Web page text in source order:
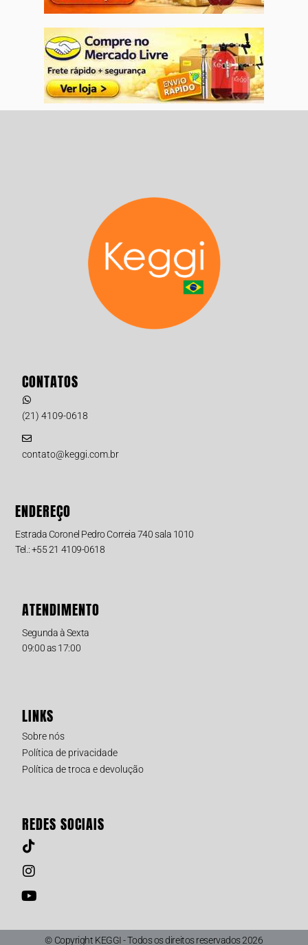
CONTATOS
(21) 4109-0618
contato@keggi.com.br
ENDEREÇO
Estrada Coronel Pedro Correia 740 sala 1010
Tel.: +55 21 4109-0618
ATENDIMENTO
Segunda à Sexta
09:00 as 17:00
LINKS
Sobre nós
Política de privacidade
Política de troca e devolução
REDES SOCIAIS
© Copyright KEGGI - Todos os direitos reservados 2026